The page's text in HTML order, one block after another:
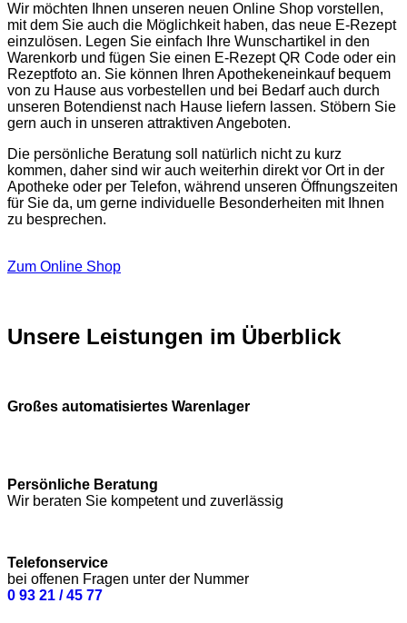
Wir möchten Ihnen unseren neuen Online Shop vorstellen,
mit dem Sie auch die Möglichkeit haben, das neue E-Rezept
einzulösen. Legen Sie einfach Ihre Wunschartikel in den
Warenkorb und fügen Sie einen E-Rezept QR Code oder ein
Rezeptfoto an. Sie können Ihren Apothekeneinkauf bequem
von zu Hause aus vorbestellen und bei Bedarf auch durch
unseren Botendienst nach Hause liefern lassen. Stöbern Sie
gern auch in unseren attraktiven Angeboten.
Die persönliche Beratung soll natürlich nicht zu kurz
kommen, daher sind wir auch weiterhin direkt vor Ort in der
Apotheke oder per Telefon, während unseren Öffnungszeiten
für Sie da, um gerne individuelle Besonderheiten mit Ihnen
zu besprechen.
Zum Online Shop
Unsere Leistungen im Überblick
Großes automatisiertes Warenlager
Persönliche Beratung
Wir beraten Sie kompetent und zuverlässig
Telefonservice
bei offenen Fragen unter der Nummer
0 93 21 / 45 77